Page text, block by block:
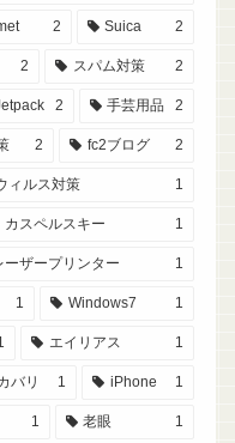
2 Suica 2
2 スパム対策 2
2 手芸用品 2
2 fc2ブログ 2
ィルス対策 1
カスペルスキー 1
ーザープリンター 1
1 Windows7 1
エイリアス 1
バリ 1 iPhone 1
1 老眼 1